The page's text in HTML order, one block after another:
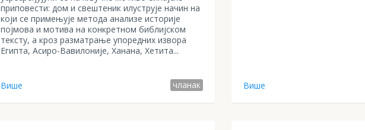
приповести: дом и свештеник илуструје начин на
који се примењује метода анализе историје
појмова и мотива на конкретном библијском
тексту, а кроз разматрање упоредних извора
Египта, Асиро-Вавилоније, Ханана, Хетита...
Више чланак Више